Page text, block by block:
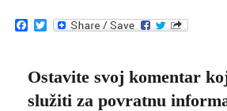
Facebook
Twitter
Ostavite svoj komentar
služiti za povratnu